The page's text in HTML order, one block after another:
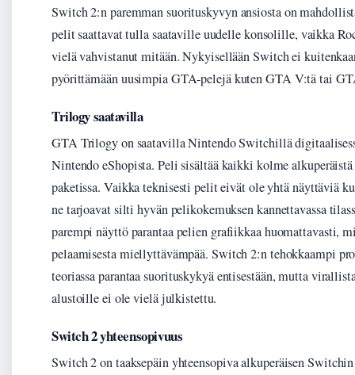
Switch 2:n paremman suorituskyvyn ansiosta on
pelit saattavat tulla saataville uudelle konsolille, vaikka
vielä vahvistanut mitään. Nykyisellään Switch ei
pyörittämään uusimpia GTA-pelejä kuten GTA V:tä tai
Trilogy saatavilla
GTA Trilogy on saatavilla Nintendo Switchillä
Nintendo eShopista. Peli sisältää kaikki kolme alkuperäistä
paketissa. Vaikka teknisesti pelit eivät ole yhtä näyttäviä
ne tarjoavat silti hyvän pelikokemuksen kannettavassa
parempi näyttö parantaa pelien grafiikkaa huomattavasti,
pelaamisesta miellyttävämpää. Switch 2:n tehokkaampi
teoriassa parantaa suorituskykyä entisestään, mutta
alustoille ei ole vielä julkistettu.
Switch 2 yhteensopivuus
Switch 2 on taaksepäin yhteensopiva alkuperäisen